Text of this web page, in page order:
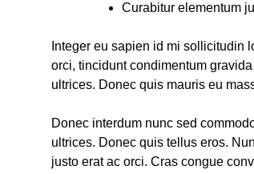
Curabitur elementum
Integer eu sapien id mi sollicitudin
orci, tincidunt condimentum
ultrices. Donec quis mauris eu
Donec interdum nunc sed
ultrices. Donec quis tellus eros.
justo erat ac orci. Cras congue